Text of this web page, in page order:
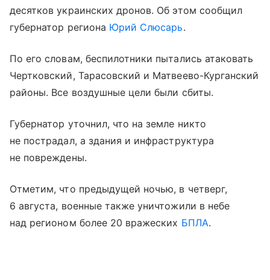
десятков украинских дронов. Об этом сообщил
губернатор региона Юрий Слюсарь.
По его словам, беспилотники пытались атаковать
Чертковский, Тарасовский и Матвеево-Курганский
районы. Все воздушные цели были сбиты.
Губернатор уточнил, что на земле никто
не пострадал, а здания и инфраструктура
не повреждены.
Отметим, что предыдущей ночью, в четверг,
6 августа, военные также уничтожили в небе
над регионом более 20 вражеских БПЛА.